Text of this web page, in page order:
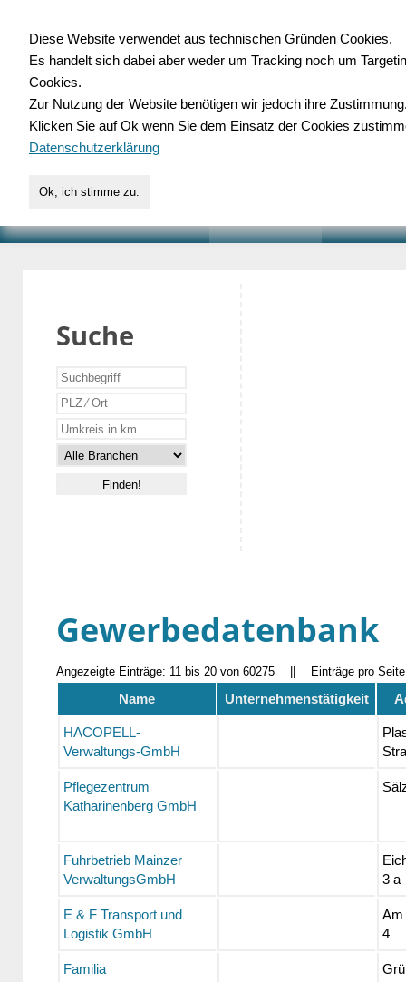
für Handwerk,
Suche
Gewerbedatenbank
Angezeigte Einträge: 11 bis 20 von 60275 Einträge pro
Name Unternehmenstätigkeit
HACOPELL-
Verwaltungs-GmbH
Pflegezentrum
Katharinenberg GmbH
Fuhrbetrieb Mainzer
VerwaltungsGmbH
3 a
E & F Transport und
Logistik GmbH
Am
4
Familia
Diese Website verwendet aus technischen Gründen Cookies.
Es handelt sich dabei aber weder um Tracking noch um
Cookies.
Zur Nutzung der Website benötigen wir jedoch ihre
Klicken Sie auf Ok wenn Sie dem Einsatz der Cookies
Datenschutzerklärung
Ok, ich stimme zu.